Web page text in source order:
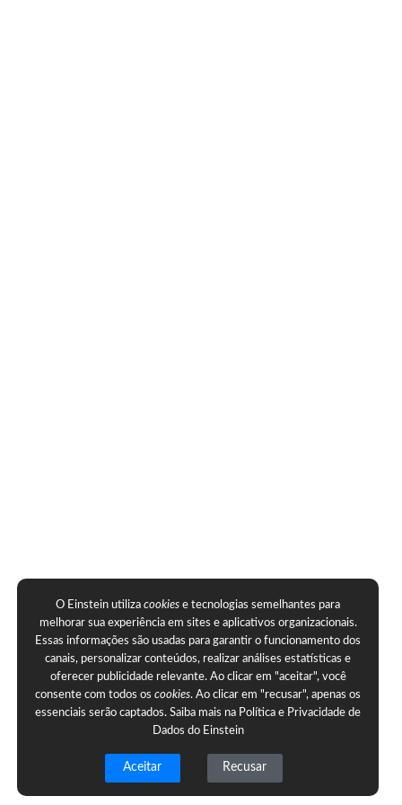
O Einstein utilizacookies e tecnologias semelhantes para
melhorar sua experiência em sites e aplicativos organizacionais.
Essas informações são usadas para garantir o funcionamento dos
canais, personalizar conteúdos, realizar análises estatísticas e
oferecer publicidade relevante. Ao clicar em "aceitar", você
consente com todos oscookies. Ao clicar em "recusar", apenas os
essenciais serão captados. Saiba mais na Política e Privacidade de
Dados do Einstein
Aceitar Recusar